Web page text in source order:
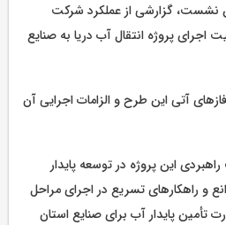
نشست، گزارشی از عملکرد شرکت
پروژه انتقال آب دریا به صنایع
آتی این طرح و الزامات اجرایی آن
این پروژه در توسعه پایدار
و راهکارهای تسریع در اجرای مراحل
تأمین پایدار آب برای صنایع استان